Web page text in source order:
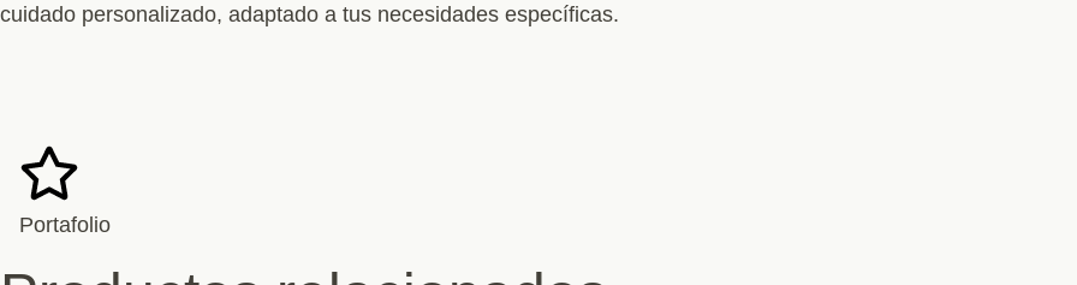
cuidado personalizado, adaptado a tus necesidades específicas.
Portafolio